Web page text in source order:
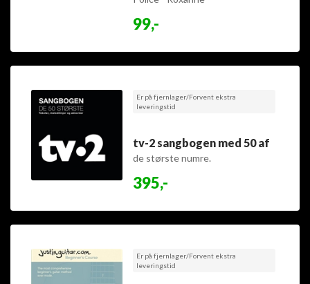
99,-
Er på fjernlager/Forvent ekstra
leveringstid
tv-2 sangbogen med 50 af
de største numre.
395,-
Er på fjernlager/Forvent ekstra
leveringstid